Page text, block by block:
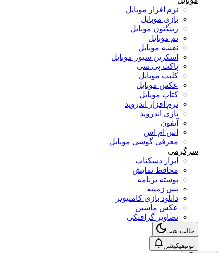
نرم افزار موبایل
بازی موبایل
رینگتون موبایل
تم موبایل
نقشه موبایل
اسکرین سیور موبایل
پاکت پی سی
کلیپ موبایل
عکس موبایل
کتاب موبایل
نرم افزار اندروید
بازی اندروید
آیفون
اس ام اس
معرفی گوشی موبایل
سرگرمی
ابزار دسکتاپ
محافظ نمایش
پوسته برنامه
پس زمینه
دانلود بازی کامپیوتر
عکس ماشین
تصاویر گرافیکی
حالت شب
نوتیفیکیشن